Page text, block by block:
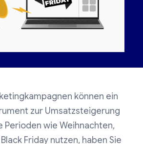
können ein
zur Umsatzsteigerung
Perioden wie Weihnachten,
Friday nutzen, haben Sie